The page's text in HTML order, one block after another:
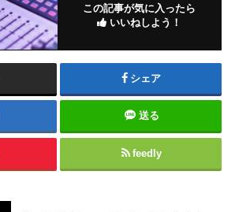
この記事が気に入ったら
いいねしよう！
シェア
送る
feedly